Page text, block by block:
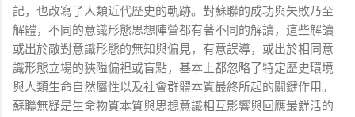
記，也改寫了人類近代歷史的軌跡。對蘇聯的成功與失敗乃至
解體，不同的意識形態思想陣營都有著不同的解讀，這些解讀
或出於敵對意識形態的無知與偏見，有意誤導，或出於相同意
識形態立場的狹隘偏袒或盲點，基本上都忽略了特定歷史環境
與人類生命自然屬性以及社會群體本質最終所起的關鍵作用。
蘇聯無疑是生命物質本質與思想意識相互影響與回應最鮮活的